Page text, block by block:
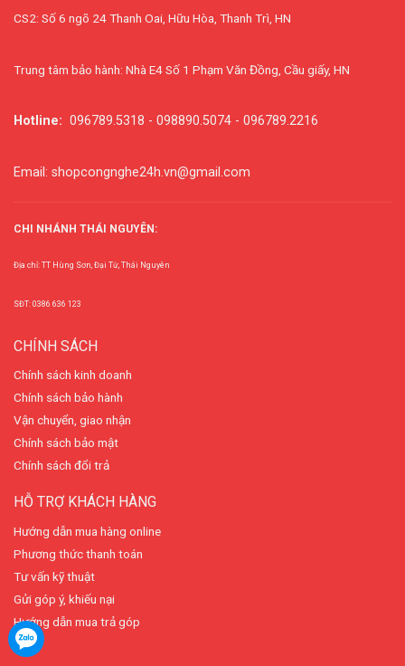
CS2: Số 6 ngõ 24 Thanh Oai, Hữu Hòa, Thanh Trì, HN
Trung tâm bảo hành: Nhà E4 Số 1 Phạm Văn Đồng, Cầu giấy, HN
Hotline: 096789.5318 - 098890.5074 - 096789.2216
Email: shopcongnghe24h.vn@gmail.com
CHI NHÁNH THÁI NGUYÊN:
Địa chỉ: TT Hùng Sơn, Đại Từ, Thái Nguyên
SĐT: 0386 636 123
CHÍNH SÁCH
Chính sách kinh doanh
Chính sách bảo hành
Vận chuyển, giao nhận
Chính sách bảo mật
Chính sách đổi trả
HỖ TRỢ KHÁCH HÀNG
Hướng dẫn mua hàng online
Phương thức thanh toán
Tư vấn kỹ thuật
Gửi góp ý, khiếu nại
Hướng dẫn mua trả góp